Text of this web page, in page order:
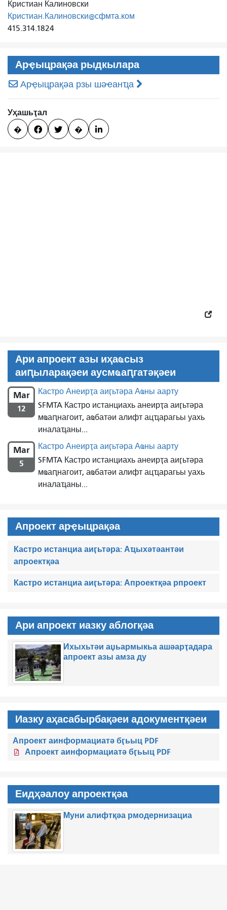
Кристиан Калиновски
Кристиан.Калиновски@сфмта.ком
415.314.1824
Арҿыцрақәа рыдкылара
Арҿыцрақәа рзы шәҽанҵа
Уҳашьҭал
�   � 
Ари апроект азы иҳаҩсыз
аиԥыларақәеи аусмҩаԥгатәқәеи
Mar
12
Кастро Анеирҭа аиӷьтәра Аҩны аарту
SFMTA Кастро истанциахь анеирҭа аиӷьтәра
мҩаԥнагоит, аҩбатәи алифт ацҵарагьы уахь
иналаҵаны...
Mar
5
Кастро Анеирҭа аиӷьтәра Аҩны аарту
SFMTA Кастро истанциахь анеирҭа аиӷьтәра
мҩаԥнагоит, аҩбатәи алифт ацҵарагьы уахь
иналаҵаны...
Апроект арҿыцрақәа
Кастро истанциа аиӷьтәра: Аҵыхәтәантәи
апроектқәа
Кастро истанциа аиӷьтәра: Апроектқәа рпроект
Ари апроект иазку аблогқәа
Ихыхьтәи аџьармыкьа ашәарҭадара
апроект азы амза ду
Иазку аҳасабырбақәеи адокументқәеи
Апроект аинформациатә бӷьыц PDF
Апроект аинформациатә бӷьыц PDF
Еидҳәалоу апроектқәа
Муни алифтқәа рмодернизациа